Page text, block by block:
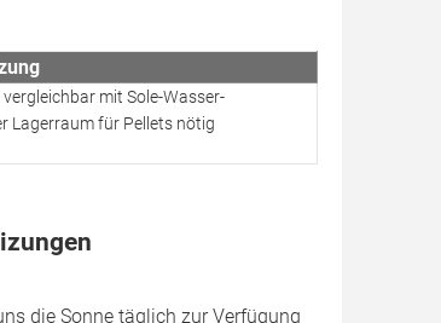
mit Sole-Wasser-
Lagerraum für Pellets nötig
die Sonne täglich zur Verfügung